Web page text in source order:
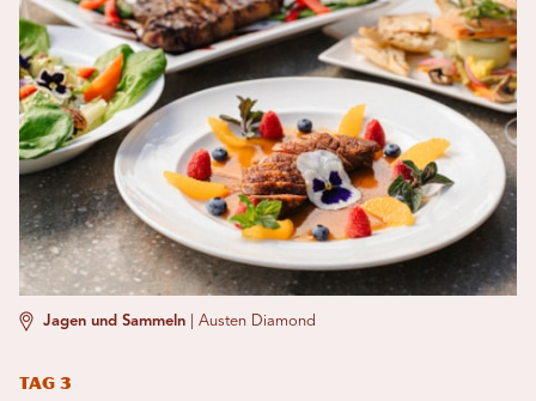
Jagen und Sammeln Austen Diamond
Tag 3